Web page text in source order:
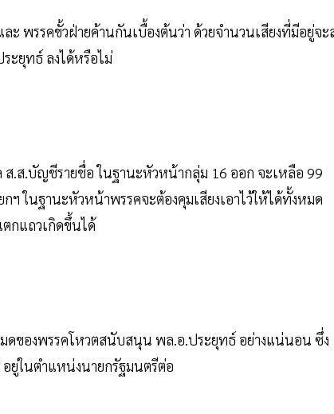
พรรคขั้วฝ่ายค้านกันเบื้องต้นว่า ด้วยจำนวนเสียงที่มีอยู่จะ
ะยุทธ์ ลงได้หรือไม่
ส.ส.บัญชีรายชื่อ ในฐานะหัวหน้ากลุ่ม 16 ออก จะเหลือ 99
ฯ ในฐานะหัวหน้าพรรคจะต้องคุมเสียงเอาไว้ให้ได้ทั้งหมด
กแถวเกิดขึ้นได้
ดของพรรคโหวตสนับสนุน พล.อ.ประยุทธ์ อย่างแน่นอน ซึ่ง
ยู่ในตำแหน่งนายกรัฐมนตรีต่อ